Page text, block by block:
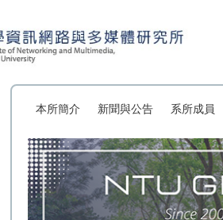
本所簡介 新聞與公告 系所成員